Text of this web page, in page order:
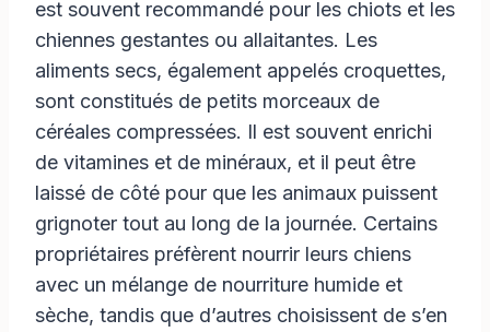
est souvent recommandé pour les chiots et les
chiennes gestantes ou allaitantes. Les
aliments secs, également appelés croquettes,
sont constitués de petits morceaux de
céréales compressées. Il est souvent enrichi
de vitamines et de minéraux, et il peut être
laissé de côté pour que les animaux puissent
grignoter tout au long de la journée. Certains
propriétaires préfèrent nourrir leurs chiens
avec un mélange de nourriture humide et
sèche, tandis que d’autres choisissent de s’en